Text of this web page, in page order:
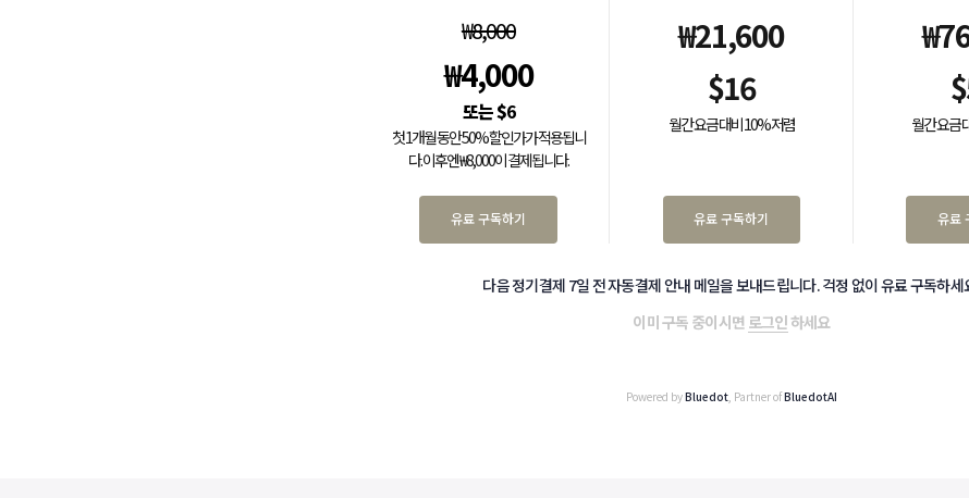
₩8,000
₩4,000
$6
첫 1개월 동안 50% 할인가가 적용됩니
다. 이후엔 ₩8,000이 결제됩니다.
유료 구독하기
₩21,600
$16
월간 요금 대비 10% 저렴
유료 구독하기
₩
$
월간 요금
유료
다음 정기결제 7일 전 자동결제 안내 메일을 보내드립니다. 걱정 없이 유료 구독하세
이미 구독 중이시면 로그인하세요
Powered byBluedot , Partner ofBluedotAI